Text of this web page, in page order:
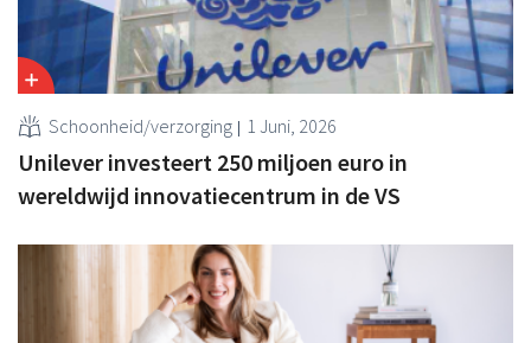
Schoonheid/verzorging 1 Juni, 2026
Unilever investeert 250 miljoen euro in
wereldwijd innovatiecentrum in de VS